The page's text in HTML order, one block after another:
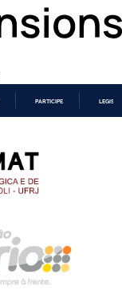
PARTICIPE